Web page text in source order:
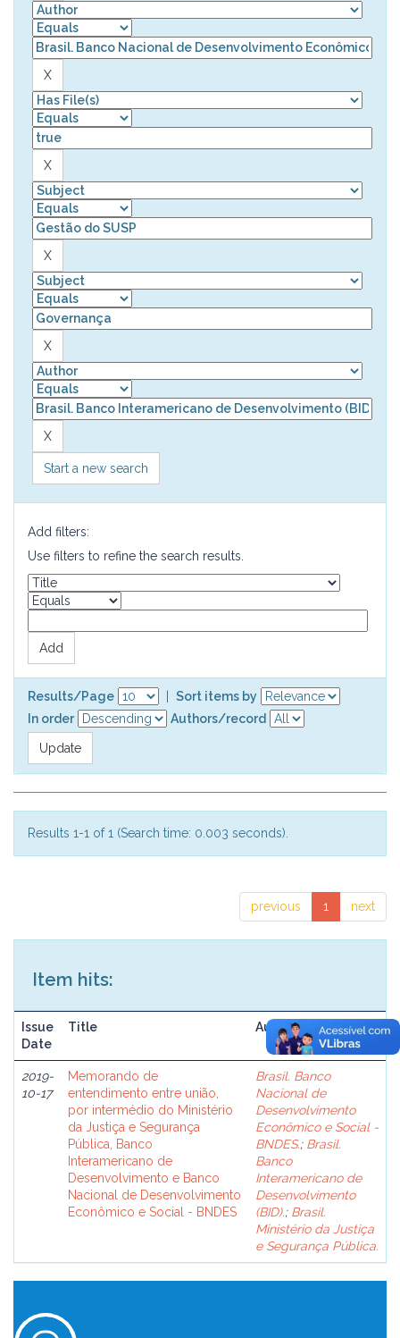
Start a new search
Add filters:
Use filters to refine the search results.
Results/Page
Sort items by
In order
Authors/record
Results 1-1 of 1 (Search time: 0.003 seconds).
previous 1 next
Item hits:
Issue
Date
Title Author(s)
2019-
10-17
Memorando de
entendimento entre união,
por intermédio do Ministério
da Justiça e Segurança
Pública, Banco
Interamericano de
Desenvolvimento e Banco
Nacional de Desenvolvimento
Econômico e Social - BNDES
Brasil. Banco
Nacional de
Desenvolvimento
Econômico e Social -
BNDES.; Brasil.
Banco
Interamericano de
Desenvolvimento
(BID).; Brasil.
Ministério da Justiça
e Segurança Pública.